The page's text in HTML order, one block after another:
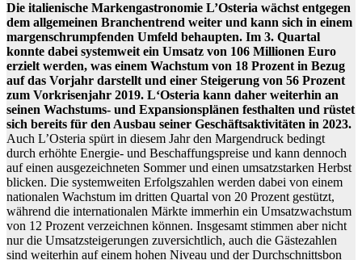
Die italienische Markengastronomie L’Osteria wächst entgegen
dem allgemeinen Branchentrend weiter und kann sich in einem
margenschrumpfenden Umfeld behaupten. Im 3. Quartal
konnte dabei systemweit ein Umsatz von 106 Millionen Euro
erzielt werden, was einem Wachstum von 18 Prozent in Bezug
auf das Vorjahr darstellt und einer Steigerung von 56 Prozent
zum Vorkrisenjahr 2019. L‘Osteria kann daher weiterhin an
seinen Wachstums- und Expansionsplänen festhalten und rüstet
sich bereits für den Ausbau seiner Geschäftsaktivitäten in 2023.
Auch L’Osteria spürt in diesem Jahr den Margendruck bedingt
durch erhöhte Energie- und Beschaffungspreise und kann dennoch
auf einen ausgezeichneten Sommer und einen umsatzstarken Herbst
blicken. Die systemweiten Erfolgszahlen werden dabei von einem
nationalen Wachstum im dritten Quartal von 20 Prozent gestützt,
während die internationalen Märkte immerhin ein Umsatzwachstum
von 12 Prozent verzeichnen können. Insgesamt stimmen aber nicht
nur die Umsatzsteigerungen zuversichtlich, auch die Gästezahlen
sind weiterhin auf einem hohen Niveau und der Durchschnittsbon